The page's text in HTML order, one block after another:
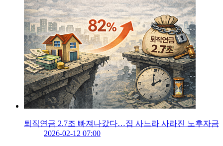
퇴직연금 2.7조 빠져나갔다…집 사느라 사라진 노후자금
2026-02-12 07:00